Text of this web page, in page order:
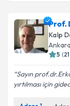
Doç. Dr.
talebi
için bir
E-posta
Prof.
Kalp
Ankara
5 (21
Sayın
yırtılması için